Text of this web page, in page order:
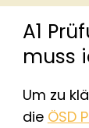
A1
muss
Um zu
die ÖSD